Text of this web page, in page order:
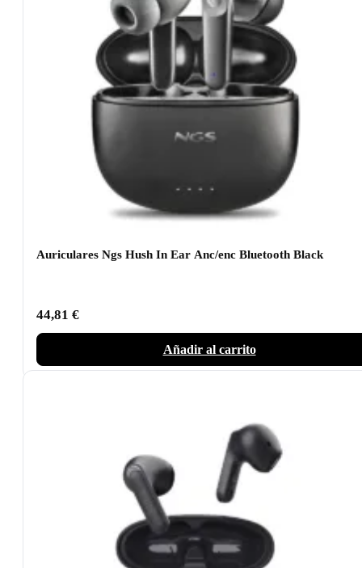
Auriculares Ngs Hush In Ear Anc/enc Bluetooth Black
44,81 €
Añadir al carrito